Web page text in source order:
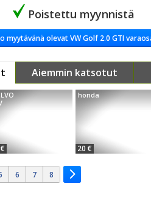
Poistettu myynnistä
myytävänä olevat VW Golf 2.0 GTI
Aiemmin katsotut
honda
20 €
6 7 8